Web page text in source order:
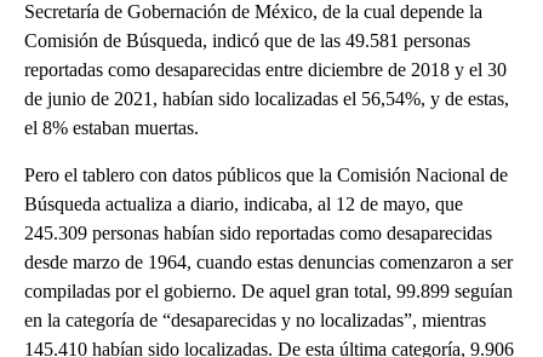
Secretaría de Gobernación de México, de la cual depende la
Comisión de Búsqueda, indicó que de las 49.581 personas
reportadas como desaparecidas entre diciembre de 2018 y el 30
de junio de 2021, habían sido localizadas el 56,54%, y de estas,
el 8% estaban muertas.
Pero el tablero con datos públicos que la Comisión Nacional de
Búsqueda actualiza a diario, indicaba, al 12 de mayo, que
245.309 personas habían sido reportadas como desaparecidas
desde marzo de 1964, cuando estas denuncias comenzaron a ser
compiladas por el gobierno. De aquel gran total, 99.899 seguían
en la categoría de “desaparecidas y no localizadas”, mientras
145.410 habían sido localizadas. De esta última categoría, 9.906